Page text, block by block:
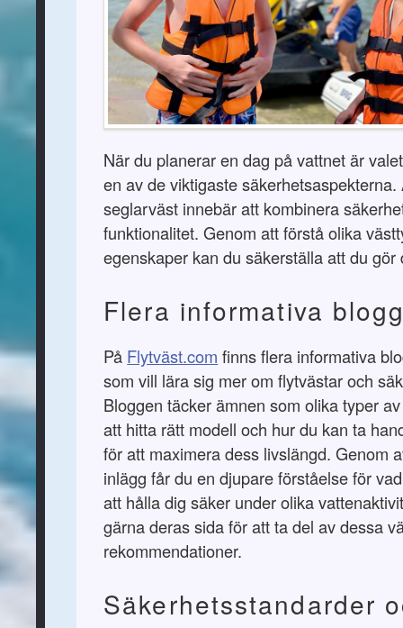
När du planerar en dag på vattnet är
en av de viktigaste säkerhetsaspekterna.
seglarväst innebär att kombinera
funktionalitet. Genom att förstå olika
egenskaper kan du säkerställa att du gör
Flera informativa
På Flytväst.com finns flera informativa
som vill lära sig mer om flytvästar och
Bloggen täcker ämnen som olika typer
att hitta rätt modell och hur du kan ta
för att maximera dess livslängd. Genom
inlägg får du en djupare förståelse för
att hålla dig säker under olika
gärna deras sida för att ta del av dessa
rekommendationer.
Säkerhetsstandarder